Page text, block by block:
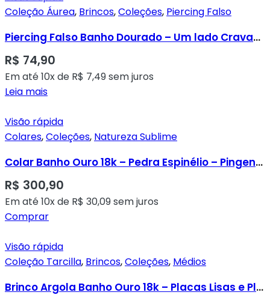
Coleção Áurea, Brincos,Coleções, Piercing Falso
Piercing Falso Banho Dourado – Um lado Cravado e um Lado Liso
R$ 74,90
Em até 10x de R$ 7,49sem juros
Leia mais
Visão rápida
Colares,Coleções, Natureza Sublime
Colar Banho Ouro 18k – Pedra Espinélio – Pingente Dourado com Zircônia Central
R$ 300,90
Em até 10x de R$ 30,09sem juros
Comprar
Visão rápida
Coleção Tarcilla, Brincos,Coleções, Médios
Brinco Argola Banho Ouro 18k – Placas Lisas e Placa Ródio Cravada em Micro Zircônias Transparentes